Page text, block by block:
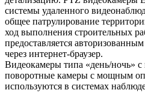
системы удаленного
общее патрулирование
ход выполнения строительных
предоставляется
через интернет-браузер.
Видеокамеры типа «день/ночь»
поворотные камеры с мощным
используются в системах